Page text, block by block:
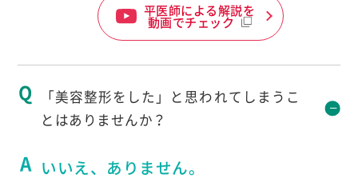
平医師による解説を
動画でチェック
「美容整形をした」と思われてしまうこ
とはありませんか？
いいえ、ありません。